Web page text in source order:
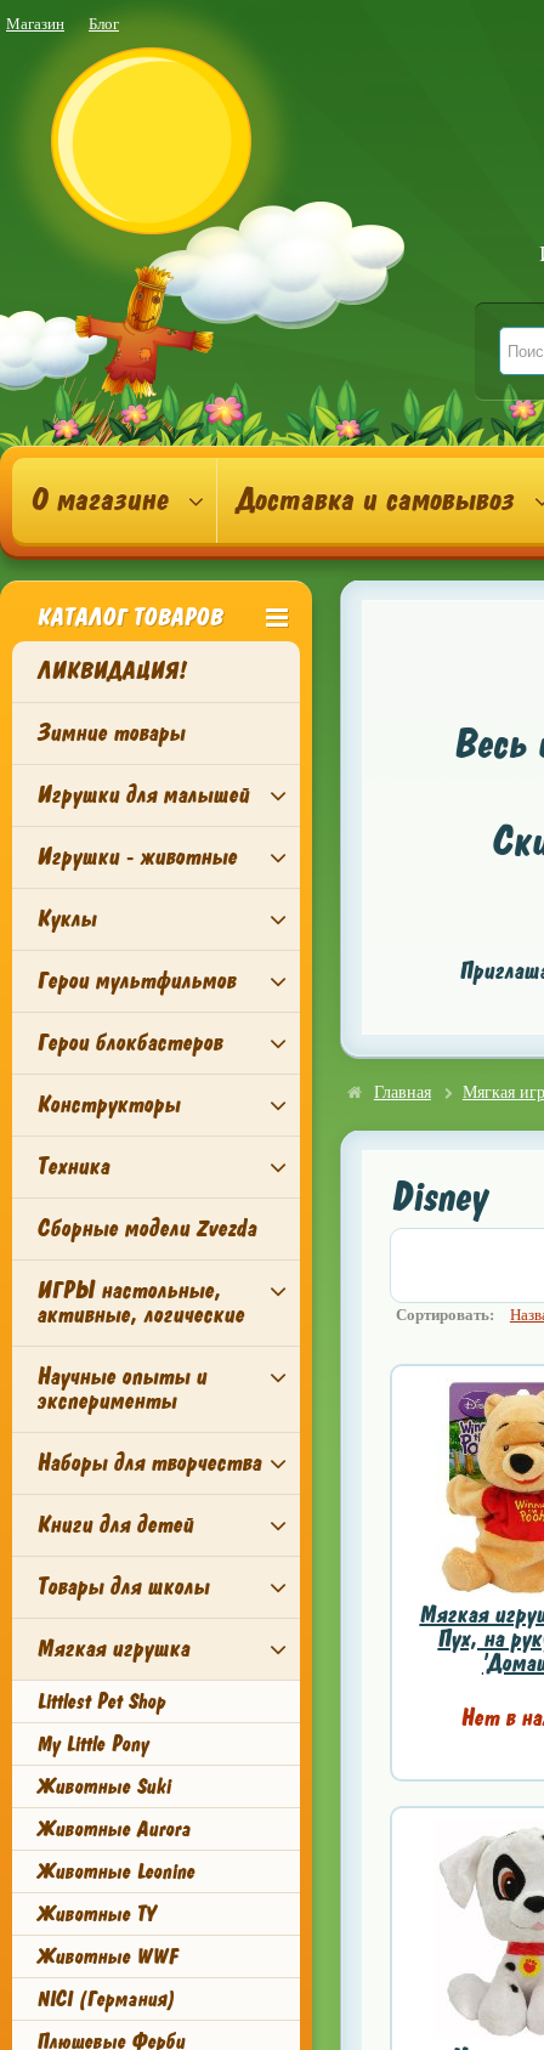
Магазин Блог
О магазине Доставка и самовывоз
КАТАЛОГ ТОВАРОВ
ЛИКВИДАЦИЯ!
Зимние товары
Игрушки для малышей
Игрушки - животные
Куклы
Герои мультфильмов
Герои блокбастеров
Конструкторы
Техника
Сборные модели Zvezda
ИГРЫ настольные,
активные, логические
Научные опыты и
эксперименты
Наборы для творчества
Книги для детей
Товары для школы
Мягкая игрушка
Littlest Pet Shop
My Little Pony
Животные Suki
Животные Aurora
Животные Leonine
Животные TY
Животные WWF
NICI (Германия)
Плюшевые Ферби
Весь
Главная Мягкая
Disney
Сортировать:
Мягкая
Пух, на
Нет в